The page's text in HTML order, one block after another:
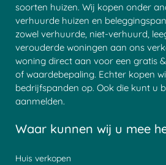
soorten huizen. Wij kopen onder
verhuurde huizen en
zowel verhuurde, niet-verhuurd,
verouderde woningen aan ons
woning direct aan voor een gratis
of waardebepaling. Echter kopen
bedrijfspanden op. Ook die kunt u
aanmelden.
Waar kunnen wij u mee
Huis verkopen